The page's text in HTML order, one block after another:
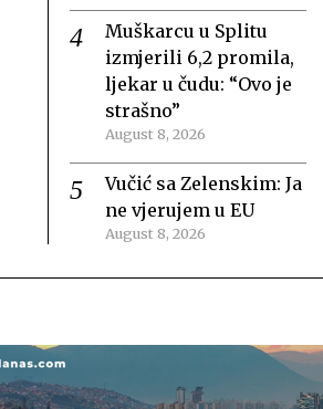
Muškarcu u Splitu
izmjerili 6,2 promila,
ljekar u čudu: “Ovo je
strašno”
August 8, 2026
Vučić sa Zelenskim: Ja
ne vjerujem u EU
August 8, 2026